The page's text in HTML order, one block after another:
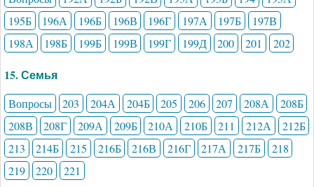
195Б
196А 196Б 196В 196Г 197А 197Б
197В
198А
198Б 199Б 199В 199Г 199Д 200 201 202
15. Семья
Вопросы 203 204А 204Б 205 206 207 208А
208Б
208В
208Г 209А 209Б 210А 210Б 211 212А
212Б
213
214Б 215 216Б 216В 216Г 217А 217Б
218
219
220 221